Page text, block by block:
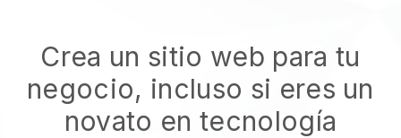
Crea un sitio web para tu
negocio, incluso si eres un
novato en tecnología